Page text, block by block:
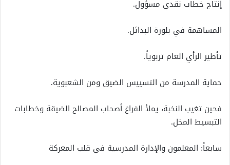
إنتاج خطاب نقدي مسؤول.
المساهمة في بلورة البدائل.
تأطير الرأي العام تربوياً.
حماية المدرسة من التسييس الضيق ومن الشعبوية.
فحين تغيب النخبة، يملأ الفراغ أصحاب المصالح الضيقة وخطابات
التبسيط المخل.
سابعاً: المعلمون والإدارة المدرسية في قلب المعركة